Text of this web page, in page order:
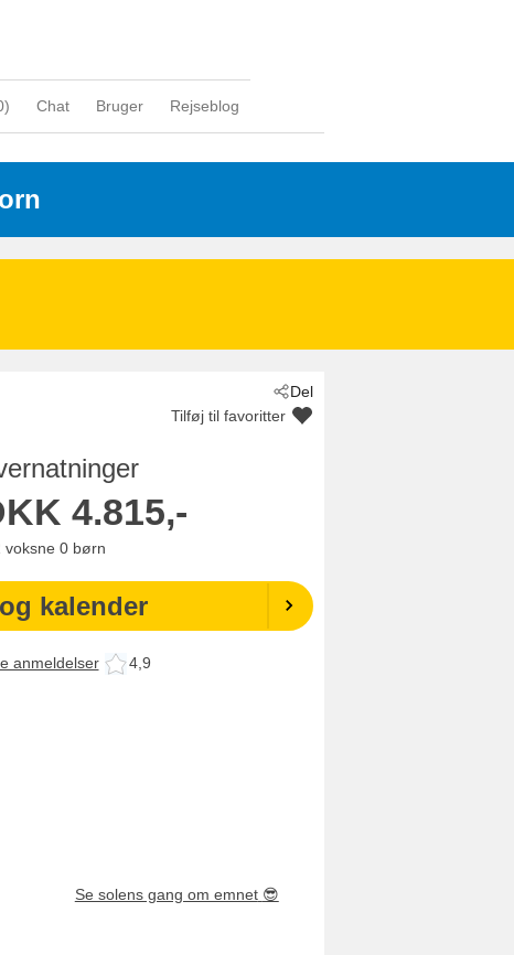
) Chat Bruger Rejseblog
Del
Tilføj til favoritter
4.815,-
voksne 0 børn
kalender
anmeldelser 4,9
Se solens gang om emnet 😎